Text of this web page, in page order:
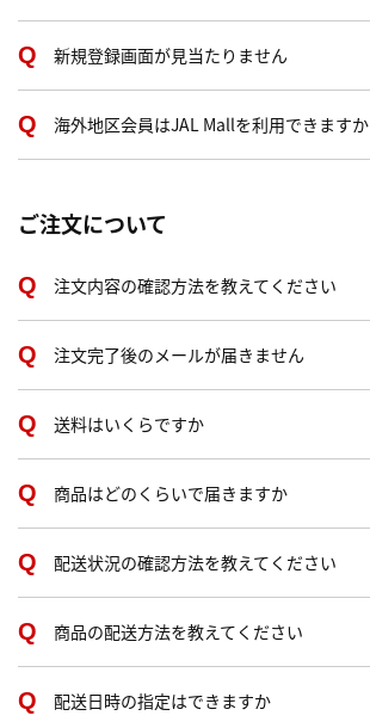
新規登録画面が見当たりません
海外地区会員はJAL Mallを利用できますか
ご注文について
注文内容の確認方法を教えてください
注文完了後のメールが届きません
送料はいくらですか
商品はどのくらいで届きますか
配送状況の確認方法を教えてください
商品の配送方法を教えてください
配送日時の指定はできますか